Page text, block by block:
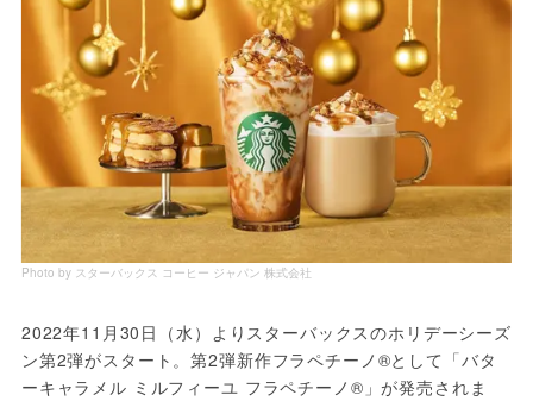
Photo by スターバックス コーヒー ジャパン 株式会社
2022年11月30日（水）よりスターバックスのホリデーシーズ
ン第2弾がスタート。第2弾新作フラペチーノ®として「バタ
ーキャラメル ミルフィーユ フラペチーノ®」が発売されま